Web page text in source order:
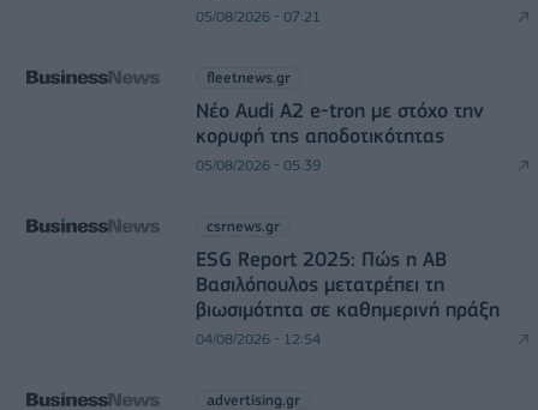
05/08/2026 - 07:21
fleetnews.gr
Νέο Audi A2 e-tron με στόχο την
κορυφή της αποδοτικότητας
05/08/2026 - 05:39
csrnews.gr
ESG Report 2025: Πώς η ΑΒ
Βασιλόπουλος μετατρέπει τη
βιωσιμότητα σε καθημερινή πράξη
04/08/2026 - 12:54
advertising.gr